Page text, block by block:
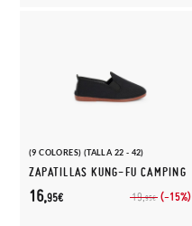
(9 COLORES) (TALLA 22 - 42)
ZAPATILLAS KUNG-FU CAMPING
19,95€ (-15%)
16,95€